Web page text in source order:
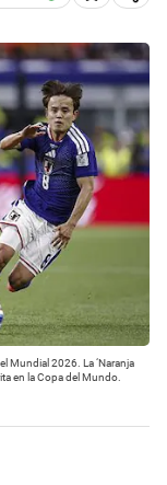
Mundial 2026. La ‘Naranja
en la Copa del Mundo.